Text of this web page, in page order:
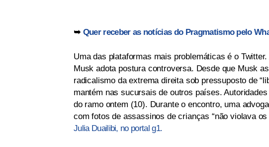
➥ Quer receber as notícias do Pragmatismo pelo
Uma das plataformas mais problemáticas é o
Musk adota postura controversa. Desde que Musk
radicalismo da extrema direita sob pressuposto de
mantém nas sucursais de outros países.
do ramo ontem (10). Durante o encontro, uma
com fotos de assassinos de crianças “não violava
Julia Duailibi, no portal g1.